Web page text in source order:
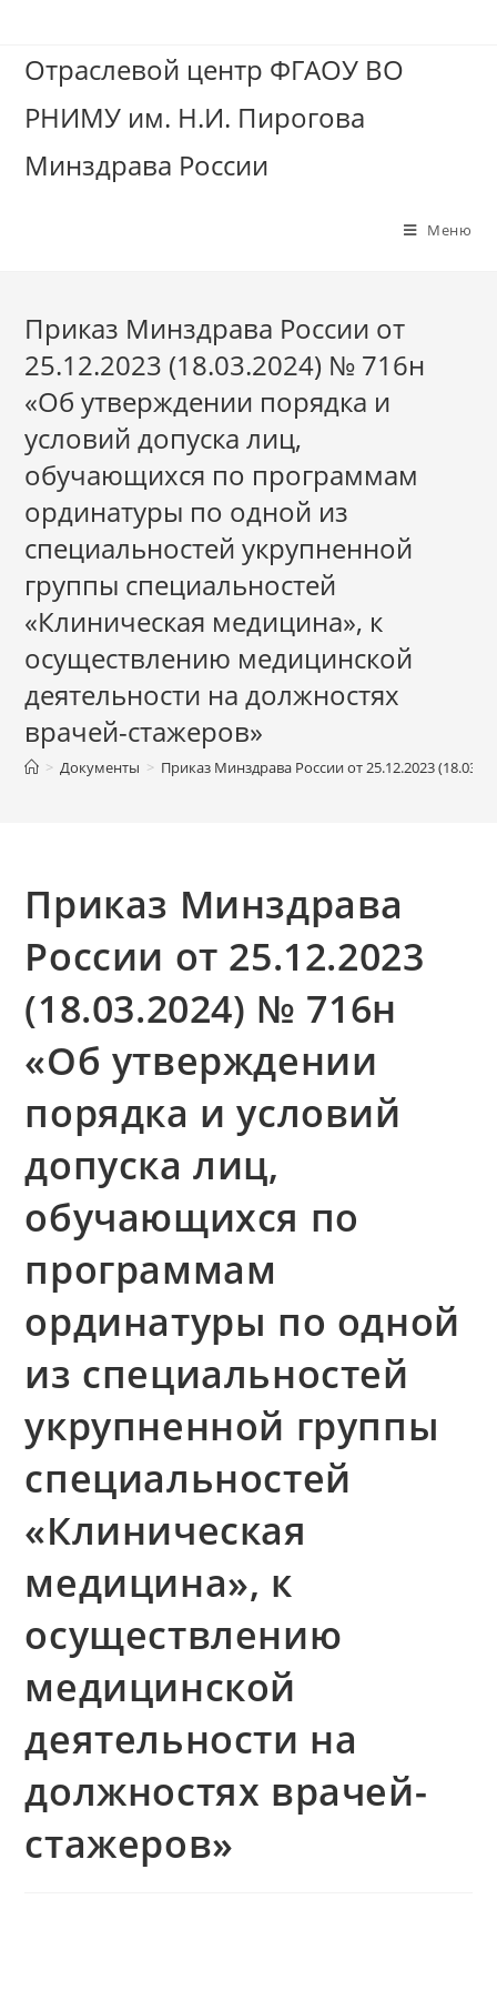
Отраслевой центр ФГАОУ ВО
РНИМУ им. Н.И. Пирогова
Минздрава России
Меню
Приказ Минздрава России от
25.12.2023 (18.03.2024) № 716н
«Об утверждении порядка и
условий допуска лиц,
обучающихся по программам
ординатуры по одной из
специальностей укрупненной
группы специальностей
«Клиническая медицина», к
осуществлению медицинской
деятельности на должностях
врачей-стажеров»
> Документы > Приказ Минздрава России от 25.12.2023
Приказ Минздрава
России от 25.12.2023
(18.03.2024) № 716н
«Об утверждении
порядка и условий
допуска лиц,
обучающихся по
программам
ординатуры по одной
из специальностей
укрупненной группы
специальностей
«Клиническая
медицина», к
осуществлению
медицинской
деятельности на
должностях врачей-
стажеров»